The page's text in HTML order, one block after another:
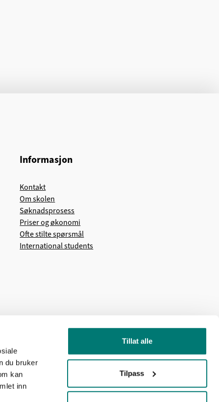
du bruker
kan
inn
Tillat alle
Tilpass
Informasjon
Kontakt
Om skolen
Søknadsprosess
Priser og økonomi
Ofte stilte spørsmål
International students